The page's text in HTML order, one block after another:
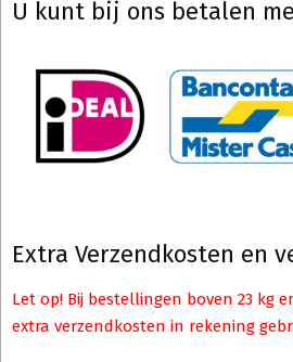
U kunt bij ons betalen
Extra Verzendkosten en
Let op! Bij bestellingen boven 23 kg
extra verzendkosten in rekening